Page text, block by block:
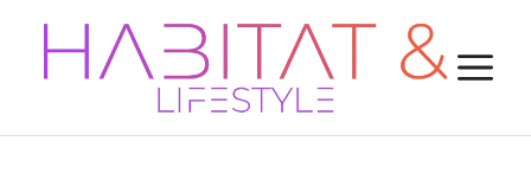
Aller
contenu